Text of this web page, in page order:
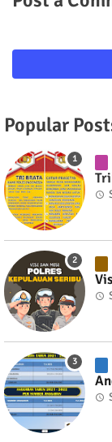
Popular